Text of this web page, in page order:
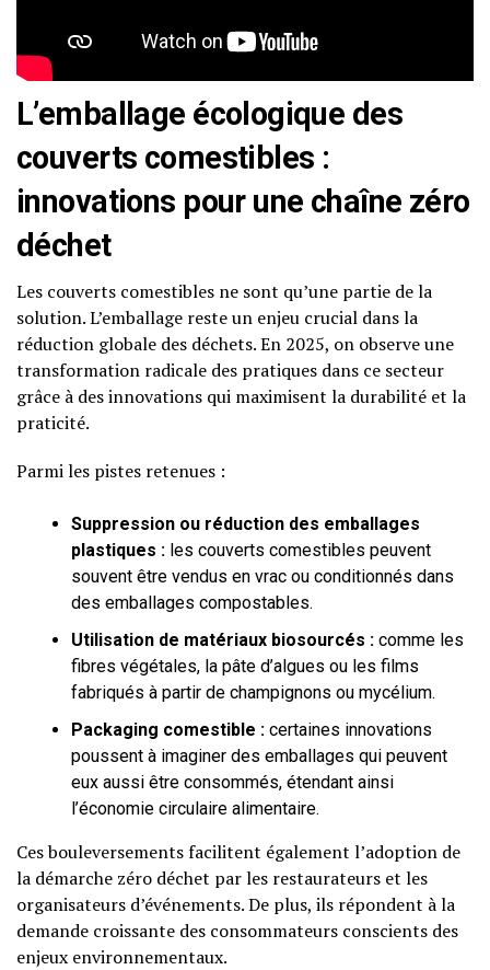
L’emballage écologique des
couverts comestibles :
innovations pour une chaîne zéro
déchet
Les couverts comestibles ne sont qu’une partie de la
solution. L’emballage reste un enjeu crucial dans la
réduction globale des déchets. En 2025, on observe une
transformation radicale des pratiques dans ce secteur
grâce à des innovations qui maximisent la durabilité et la
praticité.
Parmi les pistes retenues :
Suppression ou réduction des emballages
plastiques : les couverts comestibles peuvent
souvent être vendus en vrac ou conditionnés dans
des emballages compostables.
Utilisation de matériaux biosourcés : comme les
fibres végétales, la pâte d’algues ou les films
fabriqués à partir de champignons ou mycélium.
Packaging comestible : certaines innovations
poussent à imaginer des emballages qui peuvent
eux aussi être consommés, étendant ainsi
l’économie circulaire alimentaire.
Ces bouleversements facilitent également l’adoption de
la démarche zéro déchet par les restaurateurs et les
organisateurs d’événements. De plus, ils répondent à la
demande croissante des consommateurs conscients des
enjeux environnementaux.